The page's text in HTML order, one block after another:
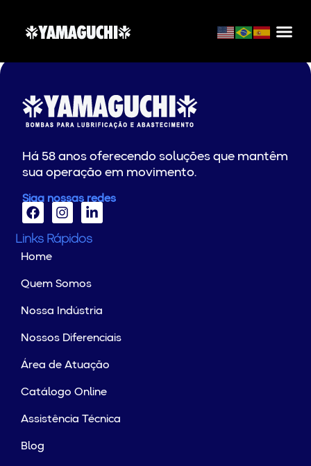
RS MANUTENCAO
Há 58 anos oferecendo soluções que mantêm
sua operação em movimento.
Siga nossas redes
Links Rápidos
Home
Quem Somos
Nossa Indústria
Nossos Diferenciais
Área de Atuação
Catálogo Online
Assistência Técnica
Blog